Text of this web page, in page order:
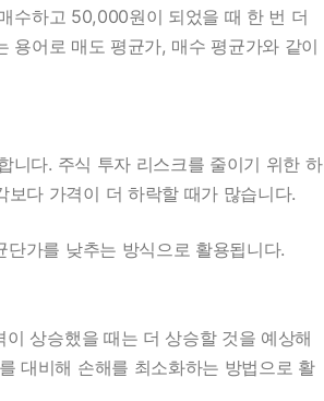
수하고 50,000원이 되었을 때 한 번 더
용어로 매도 평균가, 매수 평균가와 같이
니다. 주식 투자 리스크를 줄이기 위한 하
다 가격이 더 하락할 때가 많습니다.
가를 낮추는 방식으로 활용됩니다.
상승했을 때는 더 상승할 것을 예상해
대비해 손해를 최소화하는 방법으로 활